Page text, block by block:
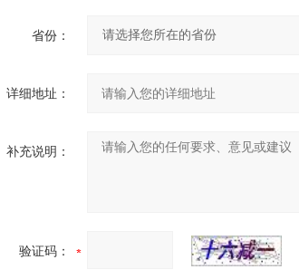
省份：
详细地址：
补充说明：
验证码：